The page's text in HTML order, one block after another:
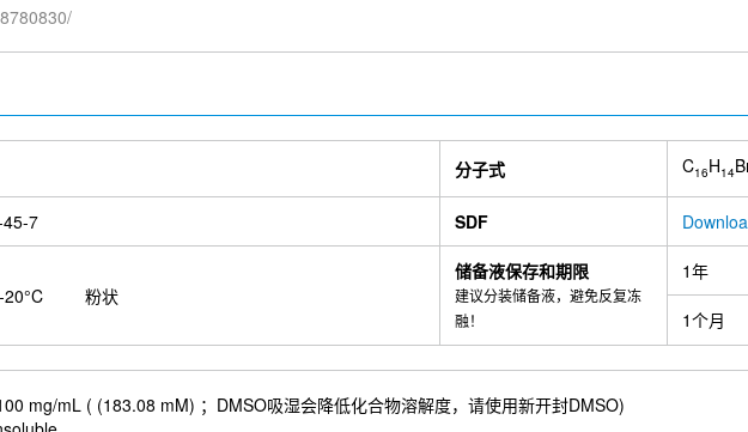
分子式 C16H14
7 SDF
-20°C 粉状
储备液保存和期限
建议分装储备液，避免反复冻
融！
1年
1个月
mg/mL ( (183.08 mM) ；DMSO吸湿会降低化合物溶解度，请使用新开封DMSO)